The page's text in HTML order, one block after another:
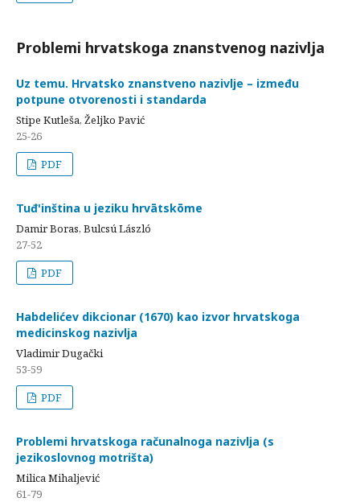
Problemi hrvatskoga znanstvenog nazivlja
Uz temu. Hrvatsko znanstveno nazivlje – između
potpune otvorenosti i standarda
Stipe Kutleša, Željko Pavić
25-26
PDF
Tuđ'inština u jeziku hrvātskōme
Damir Boras, Bulcsú László
27-52
PDF
Habdelićev dikcionar (1670) kao izvor hrvatskoga
medicinskog nazivlja
Vladimir Dugački
53-59
PDF
Problemi hrvatskoga računalnoga nazivlja (s
jezikoslovnog motrišta)
Milica Mihaljević
61-79